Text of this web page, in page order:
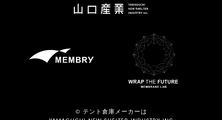
© テント倉庫メーカーは